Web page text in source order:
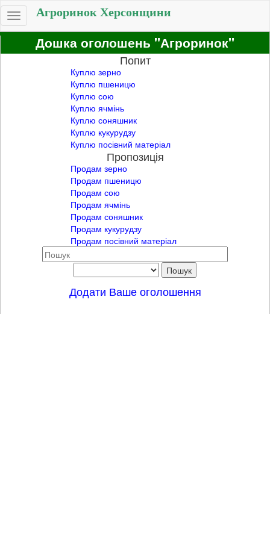
Toggle
navigation
Агроринок Херсонщини
Дошка оголошень "Агроринок"
Попит
Куплю зерно
Куплю пшеницю
Куплю сою
Куплю ячмінь
Куплю соняшник
Куплю кукурудзу
Куплю посівний матеріал
Пропозиція
Продам зерно
Продам пшеницю
Продам сою
Продам ячмінь
Продам соняшник
Продам кукурудзу
Продам посівний матеріал
Додати Ваше оголошення